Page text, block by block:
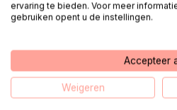
Enlaces útiles
ervaring te bieden. Voor meer
gebruiken opent u de instellingen.
Accepteer
Weigeren